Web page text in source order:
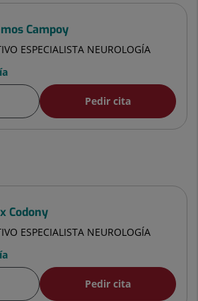
Campoy
ESPECIALISTA NEUROLOGÍA
Pedir cita
Codony
ESPECIALISTA NEUROLOGÍA
Pedir cita